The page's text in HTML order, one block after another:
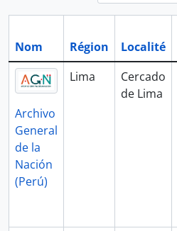
Nom Région Localité
Archivo
General
de la
Nación
(Perú)
Lima
Cercado
de Lima